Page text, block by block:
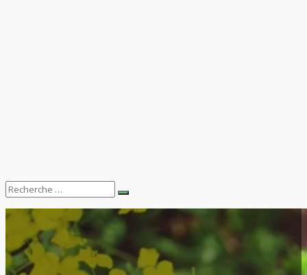
Search
for:
Recherche